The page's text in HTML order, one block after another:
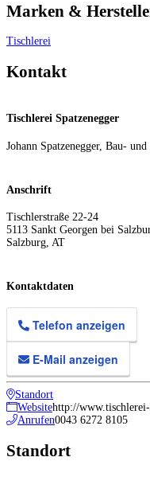
Marken &
Tischlerei
Kontakt
Tischlerei Spatzenegger
Johann Spatzenegger, Bau-
Anschrift
Tischlerstraße 22-24
5113 Sankt Georgen bei
Salzburg, AT
Kontaktdaten
Telefon anzeigen
E-Mail anzeigen
Standort
Websitehttp://www.tischlerei-
Anrufen0043 6272 8105
Standort